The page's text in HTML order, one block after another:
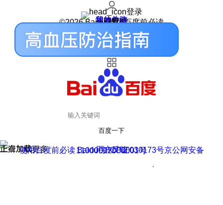
登录
我的关注
我的收藏
皮肤中心
用户反馈
设置
©2026 Baidu 使用百度前必读
百度一下
正在加载
上滑加载更多 用户反馈
使用百度前必读 Baidu 京ICP证030173号
京公网安备11000002000001号